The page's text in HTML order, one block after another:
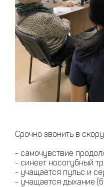
Срочно звонить в
- самочувствие
- синеет носогубный
- учащается пульс и
- учащается дыхание